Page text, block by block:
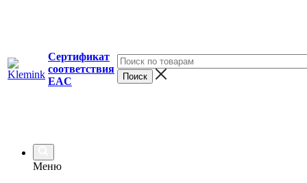
Сертификат
соответствия
EAC
Меню